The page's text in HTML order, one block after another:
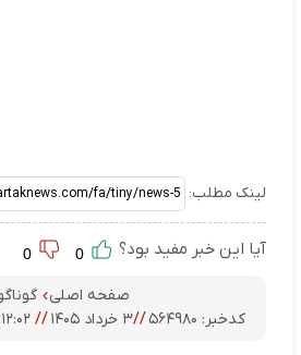
لینک مطلب:
آیا این خبر مفید بود؟
صفحه اصلی
کدخبر: ۵۶۴۹۸۰ //۳ خرداد ۱۴۰۵ //